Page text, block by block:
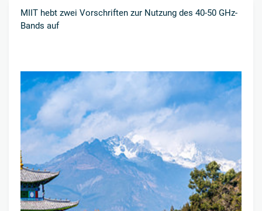
MIIT hebt zwei Vorschriften zur Nutzung des 40-50 GHz-
Bands auf